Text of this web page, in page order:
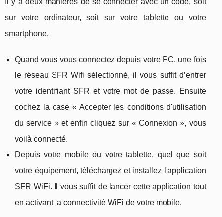
sur votre ordinateur, soit sur votre tablette ou votre
smartphone.
Quand vous vous connectez depuis votre PC, une fois
le réseau SFR Wifi sélectionné, il vous suffit d’entrer
votre identifiant SFR et votre mot de passe. Ensuite
cochez la case « Accepter les conditions d'utilisation
du service » et enfin cliquez sur « Connexion », vous
voilà connecté.
Depuis votre mobile ou votre tablette, quel que soit
votre équipement, téléchargez et installez l'application
SFR WiFi. Il vous suffit de lancer cette application tout
en activant la connectivité WiFi de votre mobile.